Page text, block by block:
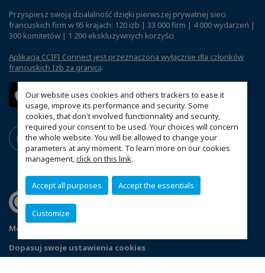
Our website uses cookies and others trackers to ease it
usage, improve its performance and security. Some
cookies, that don't involved functionnality and security,
required your consent to be used. Your choices will concern
the whole website. You will be allowed to change your
parameters at any moment. To learn more on our cookies
management,click on this link.
Accept all purposes Accept the essentials
Customize
Przyspiesz swoją działalność dzięki pierwszej prywatnej sieci
francuskich firm w 95 krajach: 120 izb | 33 000 firm | 4 000 wydarzeń |
300 komitetów | 1 200 ekskluzywnych korzyści
Aplikacja CCIFI Connect jest przeznaczona wyłącznie dla członków
francuskich Izb za granicą.
Mapa witryny
Dopasuj swoje ustawienia cookies